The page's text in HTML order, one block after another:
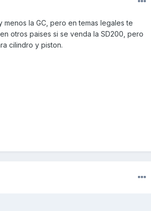
la GC, pero en temas legales te
otros paises si se venda la SD200, pero
cilindro y piston.